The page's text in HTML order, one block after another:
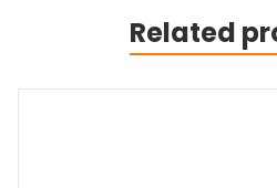
Related